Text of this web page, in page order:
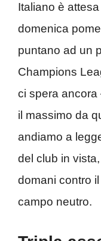
Italiano è
domenica
puntano ad un
Champions
ci spera ancora
il massimo da
andiamo a
del club in
domani contro
campo neutro.